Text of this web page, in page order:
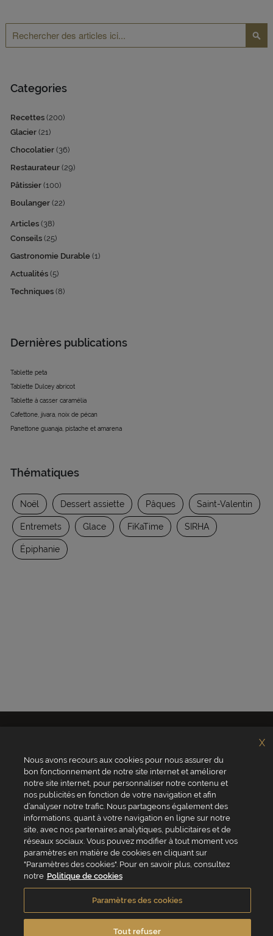
Rechercher
Categories
Recettes (200)
Glacier (21)
Chocolatier (36)
Restaurateur (29)
Pâtissier (100)
Boulanger (22)
Articles (38)
Conseils (25)
Gastronomie Durable (1)
Actualités (5)
Techniques (8)
Dernières publications
Tablette peta
Tablette Dulcey abricot
Tablette à casser caramélia
Cafettone, jivara, noix de pécan
Panettone guanaja, pistache et amarena
Thématiques
Noël Dessert assiette Pâques Saint-Valentin
Entremets Glace FiKaTime SIRHA
Épiphanie
Qui sommes-nous ?
Site Valrhona.com
Site pour les particuliers
Cadeaux pour les
entreprises
Avantages de commander
en ligne
FAQ
Contactez-nous
Valrhona
Norohy
Adamance
La Rose Noire
Chocolatree
Sosa
Pariani
04 75 07 51 51
Nous avons recours aux cookies pour nous assurer du
bon fonctionnement de notre site internet et améliorer
notre site internet, pour personnaliser notre contenu et
nos publicités en fonction de votre navigation et afin
d’analyser notre trafic. Nous partageons également des
informations, quant à votre navigation en ligne sur notre
site, avec nos partenaires analytiques, publicitaires et de
réseaux sociaux. Vous pouvez modifier à tout moment vos
paramètres en matière de cookies en cliquant sur
"Paramètres des cookies". Pour en savoir plus, consultez
notre Politique de cookies
Paramètres des cookies
Tout refuser
X